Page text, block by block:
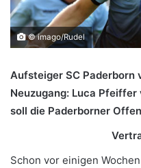
© imago/Rudel
Aufsteiger SC Paderborn
Neuzugang: Luca
soll die Paderborner
Schon vor einigen